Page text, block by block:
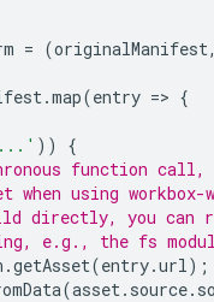
= (originalManifest
.map(entry => {
))
{
function call,
using workbox-
directly, you
e.g., the fs
.getAsset(entry.url);
(asset. source.